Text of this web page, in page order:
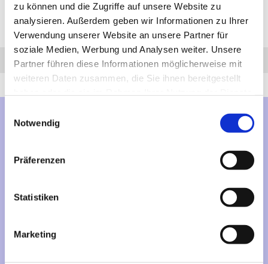
zu können und die Zugriffe auf unsere Website zu
analysieren. Außerdem geben wir Informationen zu Ihrer
Verwendung unserer Website an unsere Partner für
soziale Medien, Werbung und Analysen weiter. Unsere
Partner führen diese Informationen möglicherweise mit
weiteren Daten zusammen, die Sie ihnen bereitgestellt
Notwendig
Präferenzen
Statistiken
Marketing
Anfrage Anrufen AHK-Finder
Mehr über...
Vertrag widerrufen
Informationen